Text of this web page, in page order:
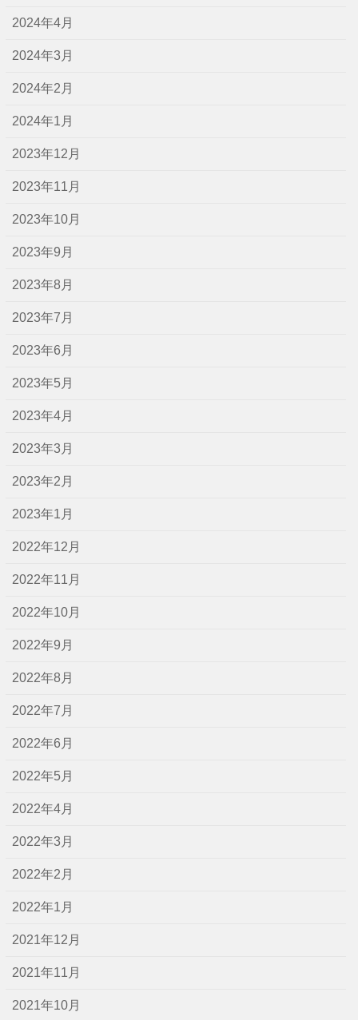
2024年4月
2024年3月
2024年2月
2024年1月
2023年12月
2023年11月
2023年10月
2023年9月
2023年8月
2023年7月
2023年6月
2023年5月
2023年4月
2023年3月
2023年2月
2023年1月
2022年12月
2022年11月
2022年10月
2022年9月
2022年8月
2022年7月
2022年6月
2022年5月
2022年4月
2022年3月
2022年2月
2022年1月
2021年12月
2021年11月
2021年10月